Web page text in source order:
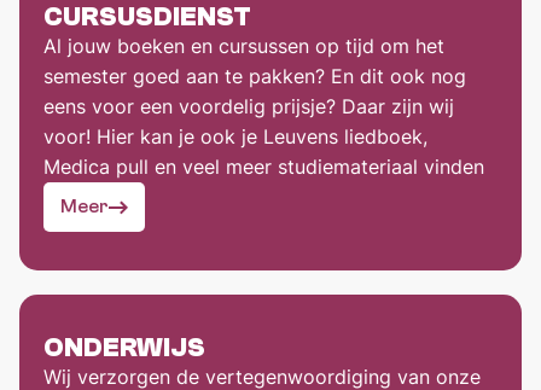
CURSUSDIENST
Al jouw boeken en cursussen op tijd om het
semester goed aan te pakken? En dit ook nog
eens voor een voordelig prijsje? Daar zijn wij
voor! Hier kan je ook je Leuvens liedboek,
Medica pull en veel meer studiemateriaal vinden
Meer
ONDERWIJS
Wij verzorgen de vertegenwoordiging van onze